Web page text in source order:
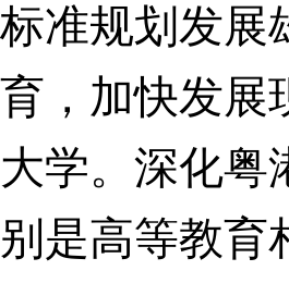
标准规划发展
育，加快发展
大学。 深化粤
别是高等教育